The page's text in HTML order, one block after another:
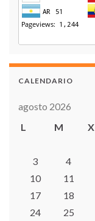
CALENDARIO
agosto 2026
L
M X
3
4
10
11
17
18
24
25